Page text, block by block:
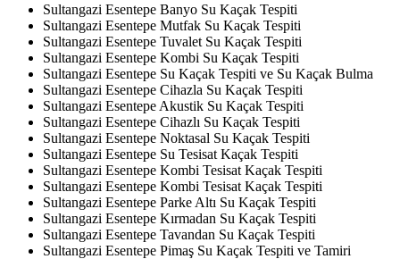
Sultangazi Esentepe Banyo Su Kaçak Tespiti
Sultangazi Esentepe Mutfak Su Kaçak Tespiti
Sultangazi Esentepe Tuvalet Su Kaçak Tespiti
Sultangazi Esentepe Kombi Su Kaçak Tespiti
Sultangazi Esentepe Su Kaçak Tespiti ve Su Kaçak Bulma
Sultangazi Esentepe Cihazla Su Kaçak Tespiti
Sultangazi Esentepe Akustik Su Kaçak Tespiti
Sultangazi Esentepe Cihazlı Su Kaçak Tespiti
Sultangazi Esentepe Noktasal Su Kaçak Tespiti
Sultangazi Esentepe Su Tesisat Kaçak Tespiti
Sultangazi Esentepe Kombi Tesisat Kaçak Tespiti
Sultangazi Esentepe Kombi Tesisat Kaçak Tespiti
Sultangazi Esentepe Parke Altı Su Kaçak Tespiti
Sultangazi Esentepe Kırmadan Su Kaçak Tespiti
Sultangazi Esentepe Tavandan Su Kaçak Tespiti
Sultangazi Esentepe Pimaş Su Kaçak Tespiti ve Tamiri